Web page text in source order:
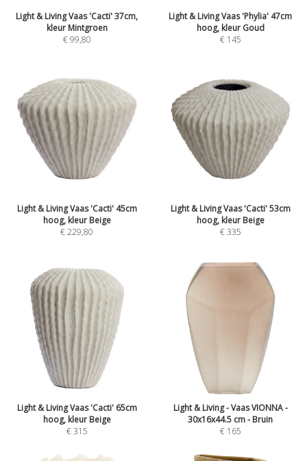
Light & Living Vaas 'Cacti' 37cm,
kleur Mintgroen
€99,80
Light & Living Vaas 'Phylia' 47cm
hoog, kleur Goud
€ 145
Light & Living Vaas 'Cacti' 45cm
hoog, kleur Beige
€229,80
Light & Living Vaas 'Cacti' 53cm
hoog, kleur Beige
€335
Light & Living Vaas 'Cacti' 65cm
hoog, kleur Beige
€315
Light & Living - Vaas VIONNA -
30x16x44.5 cm - Bruin
€ 165